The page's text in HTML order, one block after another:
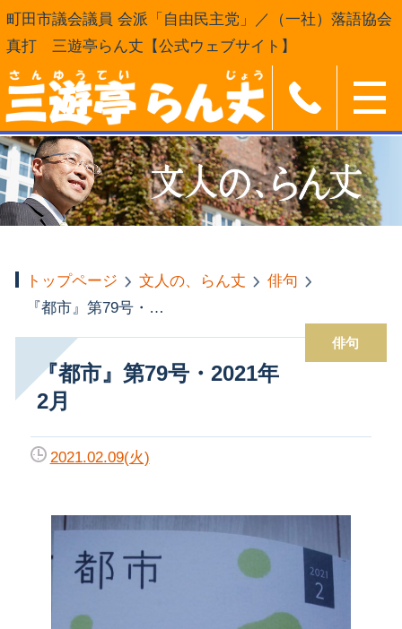
町田市議会議員 会派「自由民主党」／（一社）落語協会
真打 三遊亭らん丈【公式ウェブサイト】
トップページ 文人の、らん丈
俳句
『都市』第79号・2021年2月
『都市』第79号・2021年
2月
俳句
2021.02.09(火)